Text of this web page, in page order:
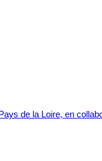
de la Loire, en